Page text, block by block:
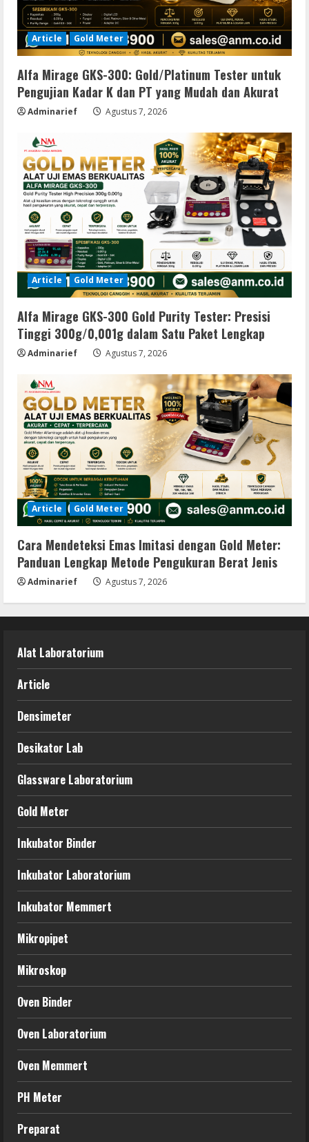
Article Gold Meter
Alfa Mirage GKS-300: Gold/Platinum Tester untuk
Pengujian Kadar K dan PT yang Mudah dan Akurat
Adminarief Agustus 7, 2026
Article Gold Meter
Alfa Mirage GKS-300 Gold Purity Tester: Presisi
Tinggi 300g/0,001g dalam Satu Paket Lengkap
Adminarief Agustus 7, 2026
Article Gold Meter
Cara Mendeteksi Emas Imitasi dengan Gold Meter:
Panduan Lengkap Metode Pengukuran Berat Jenis
Adminarief Agustus 7, 2026
Alat Laboratorium
Article
Densimeter
Desikator Lab
Glassware Laboratorium
Gold Meter
Inkubator Binder
Inkubator Laboratorium
Inkubator Memmert
Mikropipet
Mikroskop
Oven Binder
Oven Laboratorium
Oven Memmert
PH Meter
Preparat